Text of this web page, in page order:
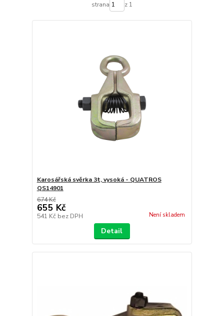
strana z 1
Karosářská svěrka 3t, vysoká - QUATROS
QS14901
674 Kč
655 Kč
541 Kč bez DPH Není skladem
Detail